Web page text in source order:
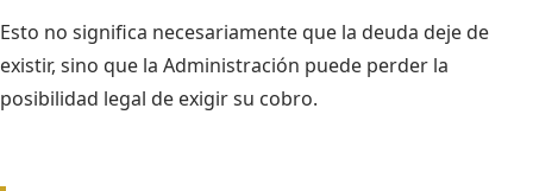
Esto no significa necesariamente que la deuda deje de
existir, sino que la Administración puede perder la
posibilidad legal de exigir su cobro.